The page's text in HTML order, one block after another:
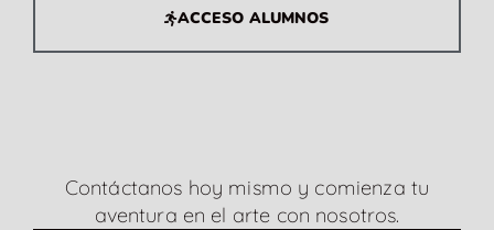
ACCESO ALUMNOS
Contáctanos hoy mismo y comienza tu
aventura en el arte con nosotros.